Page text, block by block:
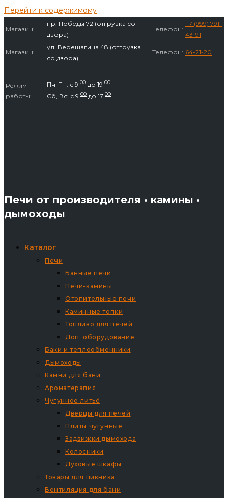
Перейти к содержимому
Магазин:
пр. Победы 72 (отгрузка со
двора)
Телефон:
+7 (999) 791-
43-91
Магазин:
ул. Верещагина 48 (отгрузка
со двора)
Телефон: 64-21-20
Режим
работы:
Пн-Пт : с 9 00 до 19 00
Сб, Вс: с 9 00 до 17 00
Печи от производителя • камины •
дымоходы
Каталог
Печи
Банные печи
Печи-камины
Отопительные печи
Каминные топки
Топливо для печей
Доп. оборудование
Баки и теплообменники
Дымоходы
Камни для бани
Ароматерапия
Чугунное литьё
Дверцы для печей
Плиты чугунные
Задвижки дымохода
Колосники
Духовые шкафы
Товары для пикника
Вентиляция для бани